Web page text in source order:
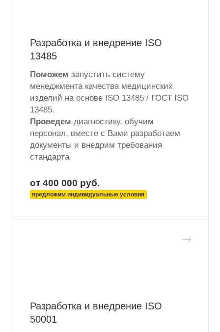
Разработка и внедрение ISO
13485
Поможем запустить систему
менеджмента качества медицинских
изделий на основе ISO 13485 / ГОСТ ISO
13485.
Проведем диагностику, обучим
персонал, вместе с Вами разработаем
документы и внедрим требования
стандарта
от 400 000 руб.
предложим индивидуальные условия
Разработка и внедрение ISO
50001